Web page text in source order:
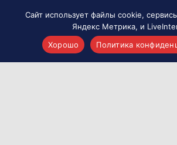
Сайт использует файлы cookie,
Яндекс Метрика, и
Хорошо
Политика